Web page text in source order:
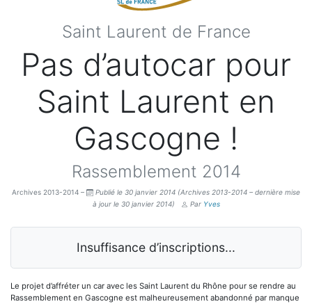
Saint Laurent de France
Pas d’autocar pour
Saint Laurent en
Gascogne !
Rassemblement 2014
Archives 2013-2014 – Publié le 30 janvier 2014 (Archives 2013-2014 – dernière mise
à jour le 30 janvier 2014)
Par Yves
Insuffisance d’inscriptions...
Le projet d’affréter un car avec les Saint Laurent du Rhône pour se rendre au
Rassemblement en Gascogne est malheureusement abandonné par manque